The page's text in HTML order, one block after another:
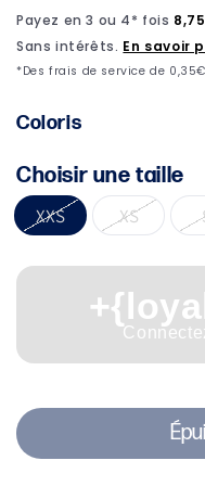
dans
une
fenêtre
Coloris
Choisir une taille
XXS XS